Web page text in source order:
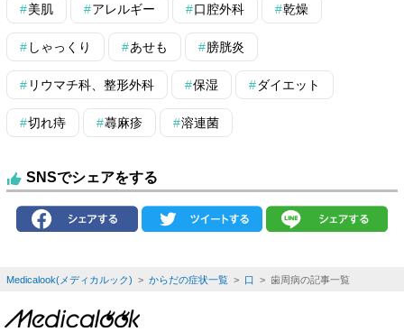
美肌 アレルギー 口腔外科 乾燥
しゃっくり あせも 膀胱炎
リウマチ科、整形外科 保湿 ダイエット
切れ痔 蕁麻疹 溶連菌
SNSでシェアをする
Medicalook(メディカルック) > からだの症状一覧> 口 > 歯周病の記事一覧